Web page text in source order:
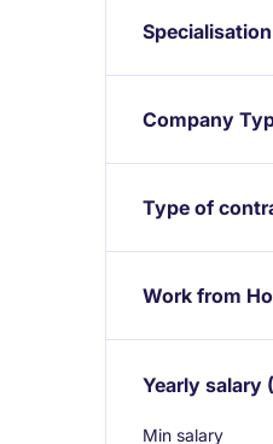
Specialisation
Company
Type of
Work from
Yearly salary
Min salary